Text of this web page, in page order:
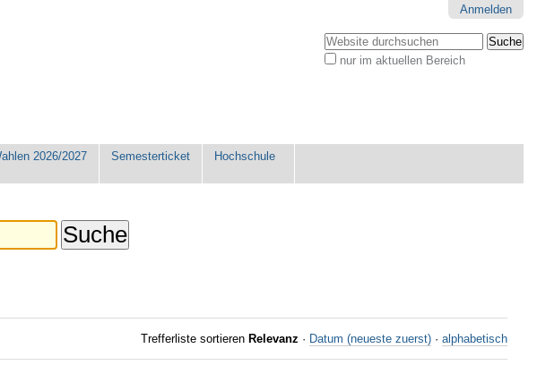
Anmelden
Website durchsuchen
nur im aktuellen Bereich
2026/2027 Semesterticket Hochschule
Trefferliste sortieren Relevanz · Datum (neueste zuerst) · alphabetisch